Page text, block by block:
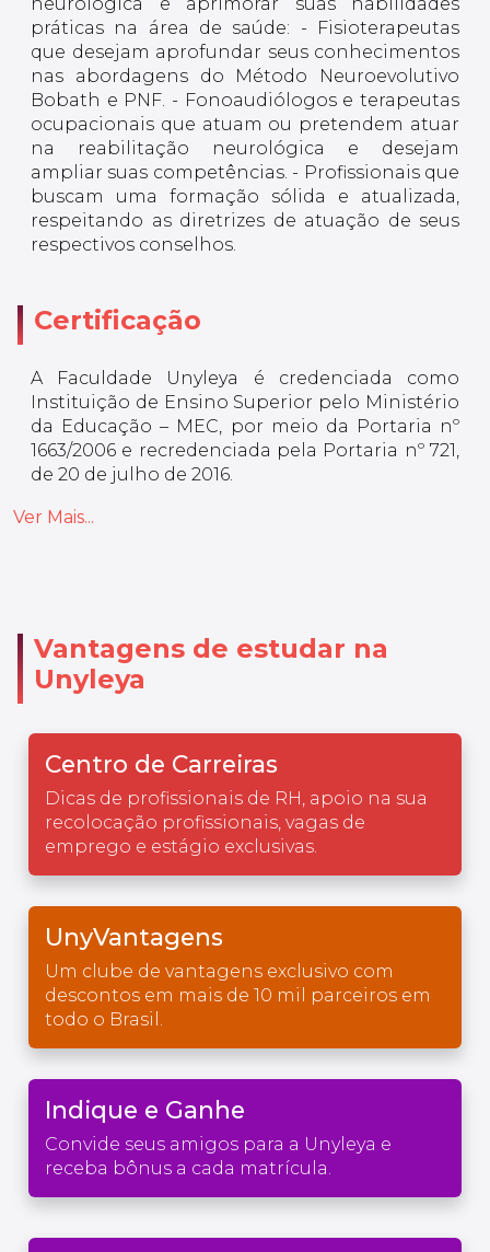
neurológica e aprimorar suas habilidades
práticas na área de saúde: - Fisioterapeutas
que desejam aprofundar seus conhecimentos
nas abordagens do Método Neuroevolutivo
Bobath e PNF. - Fonoaudiólogos e terapeutas
ocupacionais que atuam ou pretendem atuar
na reabilitação neurológica e desejam
ampliar suas competências. - Profissionais que
buscam uma formação sólida e atualizada,
respeitando as diretrizes de atuação de seus
respectivos conselhos.
Certificação
A Faculdade Unyleya é credenciada como
Instituição de Ensino Superior pelo Ministério
da Educação – MEC, por meio da Portaria nº
1663/2006 e recredenciada pela Portaria nº 721,
de 20 de julho de 2016.
Ver Mais...
Vantagens de estudar na
Unyleya
Centro de Carreiras
Dicas de profissionais de RH, apoio na sua
recolocação profissionais, vagas de
emprego e estágio exclusivas.
UnyVantagens
Um clube de vantagens exclusivo com
descontos em mais de 10 mil parceiros em
todo o Brasil.
Indique e Ganhe
Convide seus amigos para a Unyleya e
receba bônus a cada matrícula.